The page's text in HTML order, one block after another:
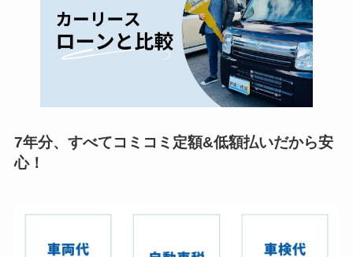
7年分、すべてコミコミ定額&低額払いだから安
心！